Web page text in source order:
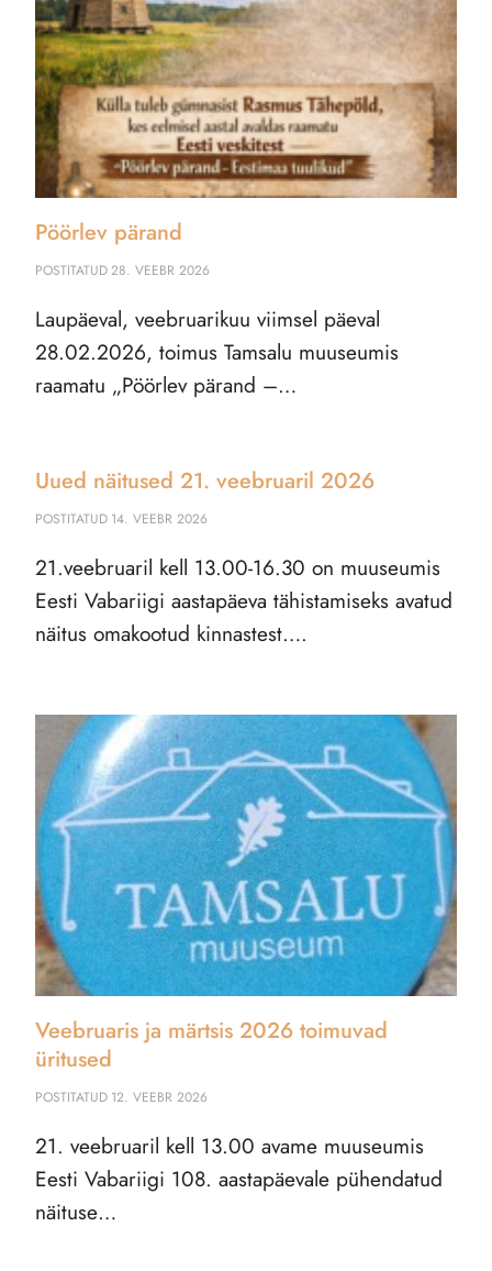
Pöörlev pärand
POSTITATUD28. VEEBR 2026
Laupäeval, veebruarikuu viimsel päeval
28.02.2026, toimus Tamsalu muuseumis
raamatu „Pöörlev pärand –…
Uued näitused 21. veebruaril 2026
POSTITATUD 14. VEEBR 2026
21.veebruaril kell 13.00-16.30 on muuseumis
Eesti Vabariigi aastapäeva tähistamiseks avatud
näitus omakootud kinnastest….
Veebruaris ja märtsis 2026 toimuvad
üritused
POSTITATUD 12. VEEBR 2026
21. veebruaril kell 13.00 avame muuseumis
Eesti Vabariigi 108. aastapäevale pühendatud
näituse…